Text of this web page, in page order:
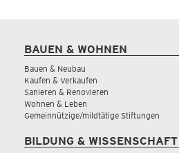
BAUEN & WOHNEN
Bauen & Neubau
Kaufen & Verkaufen
Sanieren & Renovieren
Wohnen & Leben
Gemeinnützige/mildtätige Stiftungen
BILDUNG & WISSENSCHAFT